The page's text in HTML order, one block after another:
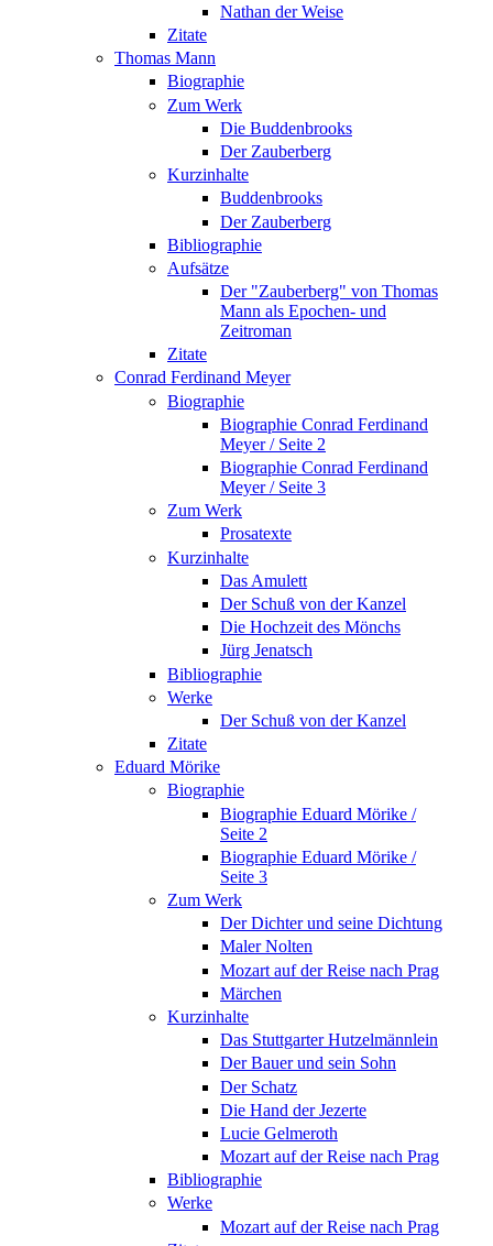
Nathan der Weise
Zitate
Thomas Mann
Biographie
Zum Werk
Die Buddenbrooks
Der Zauberberg
Kurzinhalte
Buddenbrooks
Der Zauberberg
Bibliographie
Aufsätze
Der "Zauberberg" von Thomas
Mann als Epochen- und
Zeitroman
Zitate
Conrad Ferdinand Meyer
Biographie
Biographie Conrad Ferdinand
Meyer / Seite 2
Biographie Conrad Ferdinand
Meyer / Seite 3
Zum Werk
Prosatexte
Kurzinhalte
Das Amulett
Der Schuß von der Kanzel
Die Hochzeit des Mönchs
Jürg Jenatsch
Bibliographie
Werke
Der Schuß von der Kanzel
Zitate
Eduard Mörike
Biographie
Biographie Eduard Mörike /
Seite 2
Biographie Eduard Mörike /
Seite 3
Zum Werk
Der Dichter und seine Dichtung
Maler Nolten
Mozart auf der Reise nach Prag
Märchen
Kurzinhalte
Das Stuttgarter Hutzelmännlein
Der Bauer und sein Sohn
Der Schatz
Die Hand der Jezerte
Lucie Gelmeroth
Mozart auf der Reise nach Prag
Bibliographie
Werke
Mozart auf der Reise nach Prag